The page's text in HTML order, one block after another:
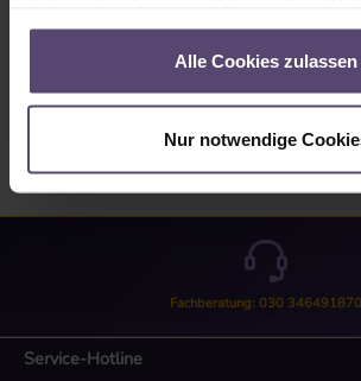
gesammelt haben.
Alle Cookies zulassen
Nur notwendige
Wickelrau…Mehr
Bewertungen
Fachberatung: 030 346491870
Service-Hotline